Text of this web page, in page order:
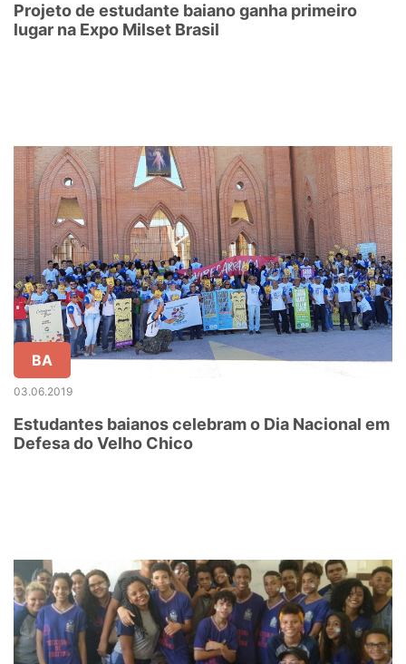
Projeto de estudante baiano ganha primeiro
lugar na Expo Milset Brasil
BA
03.06.2019
Estudantes baianos celebram o Dia Nacional em
Defesa do Velho Chico